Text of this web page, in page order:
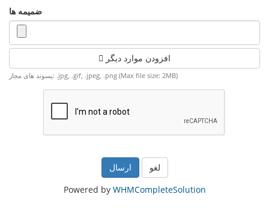
ضمیمه ها
افزودن موارد دیگر
پسوند های مجاز: .jpg, .gif, .jpeg, .png (Max file size: 2MB)
لغو
Powered by WHMCompleteSolution